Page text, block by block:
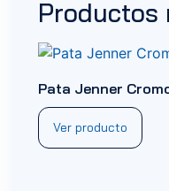
Productos
Pata Jenner
Ver producto